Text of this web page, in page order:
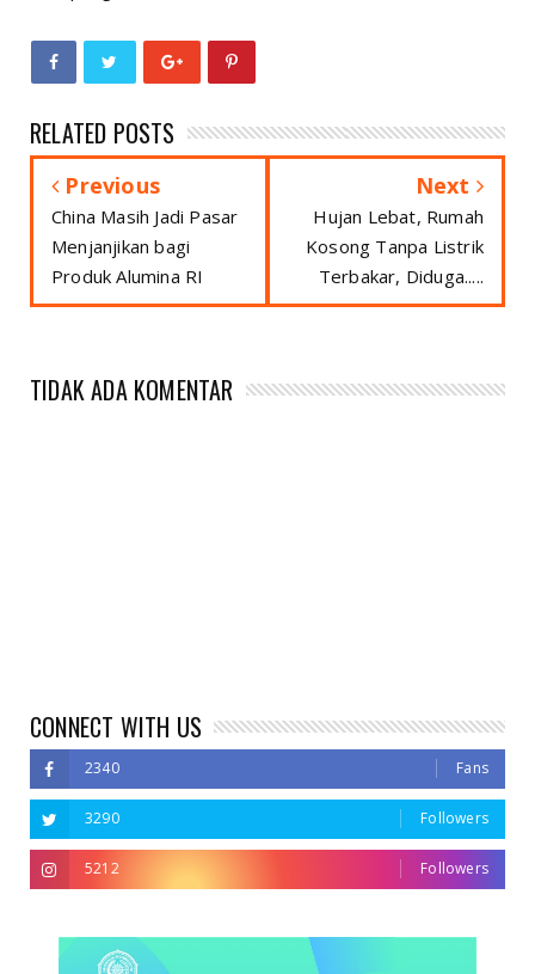
RELATED POSTS
Previous
China Masih Jadi Pasar
Menjanjikan bagi
Produk Alumina RI
Next
Hujan Lebat, Rumah
Kosong Tanpa Listrik
Terbakar, Diduga.....
TIDAK ADA KOMENTAR
CONNECT WITH US
2340 Fans
3290 Followers
5212 Followers